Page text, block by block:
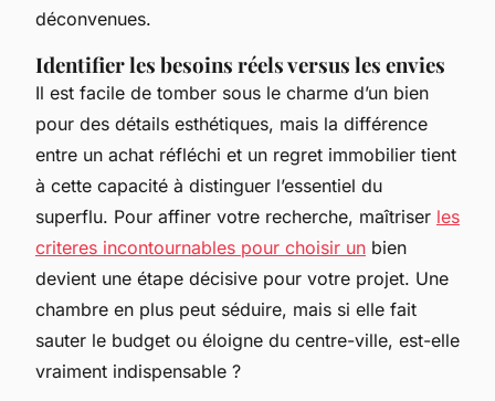
déconvenues.
Identifier les besoins réels versus les envies
Il est facile de tomber sous le charme d’un bien
pour des détails esthétiques, mais la différence
entre un achat réfléchi et un regret immobilier tient
à cette capacité à distinguer l’essentiel du
superflu. Pour affiner votre recherche, maîtriser les
criteres incontournables pour choisir un bien
devient une étape décisive pour votre projet. Une
chambre en plus peut séduire, mais si elle fait
sauter le budget ou éloigne du centre-ville, est-elle
vraiment indispensable ?